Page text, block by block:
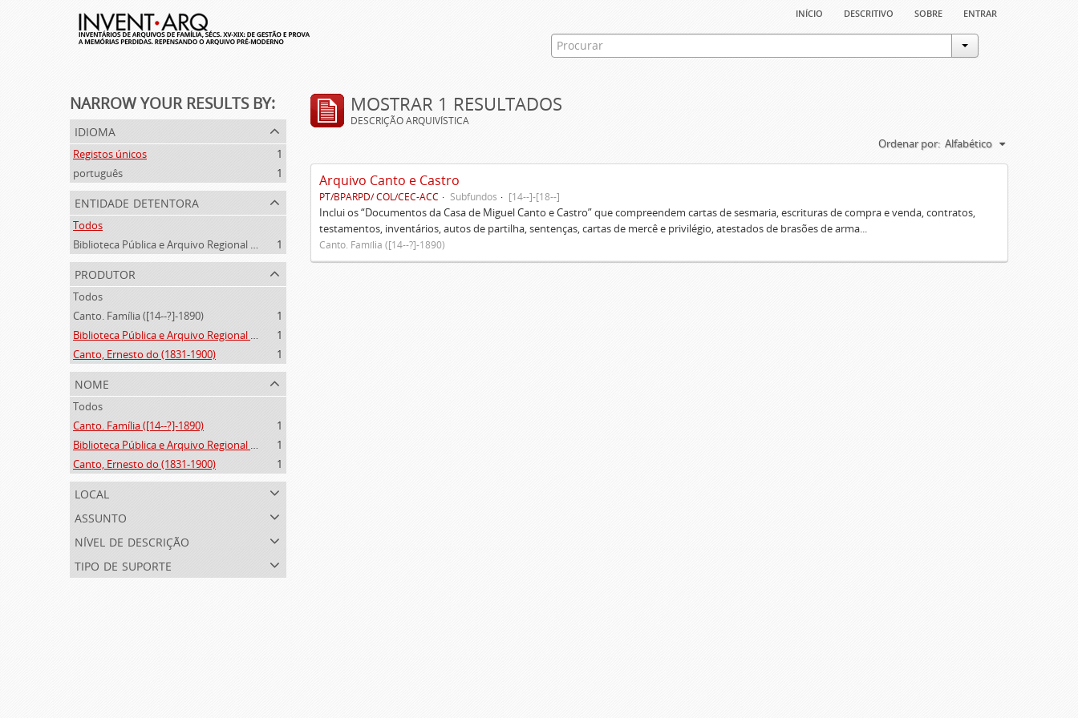
início descritivo sobre entrar
NARROW YOUR RESULTS BY:
idioma
Registos únicos
1
português
1
entidade detentora
Todos
Biblioteca Pública e Arquivo Regional de Ponta Delgada
1
produtor
Todos
Canto. Família ([14--?]-1890)
1
Biblioteca Pública e Arquivo Regional de Ponta Delgada (1841- )
1
Canto, Ernesto do (1831-1900)
1
nome
Todos
Canto. Família ([14--?]-1890)
1
Biblioteca Pública e Arquivo Regional de Ponta Delgada (1841- )
1
Canto, Ernesto do (1831-1900)
1
local
assunto
nível de descrição
tipo de suporte
MOSTRAR 1 RESULTADOS
DESCRIÇÃO ARQUIVÍSTICA
Ordenar por: Alfabético
Arquivo Canto e Castro
PT/BPARPD/ COL/CEC-ACC Subfundos [14--]-[18--]
Inclui os “Documentos da Casa de Miguel Canto e Castro” que compreendem cartas de sesmaria, escrituras de compra e venda, contratos,
testamentos, inventários, autos de partilha, sentenças, cartas de mercê e privilégio, atestados de brasões de arma...
Canto. Família ([14--?]-1890)